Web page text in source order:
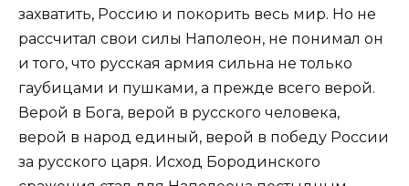
захватить, Россию и покорить весь мир. Но не
рассчитал свои силы Наполеон, не понимал он
и того, что русская армия сильна не только
гаубицами и пушками, а прежде всего верой.
Верой в Бога, верой в русского человека,
верой в народ единый, верой в победу России
за русского царя. Исход Бородинского